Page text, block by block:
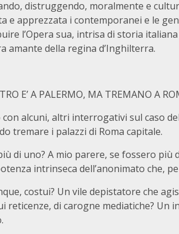
distruggendo, moralmente e
e apprezzata i contemporanei e le
l’Opera sua, intrisa di storia
amante della regina d’Inghilterra.
E’ A PALERMO, MA TREMANO A
con alcuni, altri interrogativi sul caso
tremare i palazzi di Roma capitale.
di uno? A mio parere, se fossero
intrinseca dell’anonimato che,
costui? Un vile depistatore che
reticenze, di carogne mediatiche? Un